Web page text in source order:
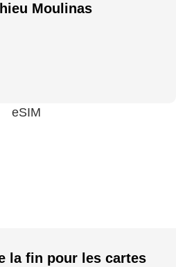
Moulinas
la fin pour les cartes